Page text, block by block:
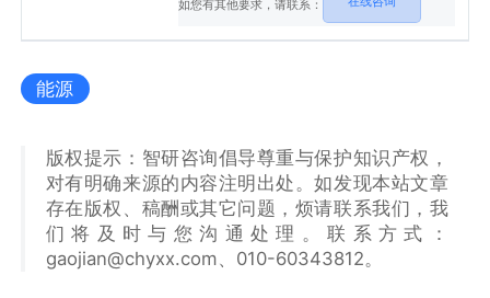
如您有其他要求，请联系：
能源
版权提示：智研咨询倡导尊重与保护知识产权，
对有明确来源的内容注明出处。如发现本站文章
存在版权、稿酬或其它问题，烦请联系我们，我
们将及时与您沟通处理。联系方式：
gaojian@chyxx.com、010-60343812。